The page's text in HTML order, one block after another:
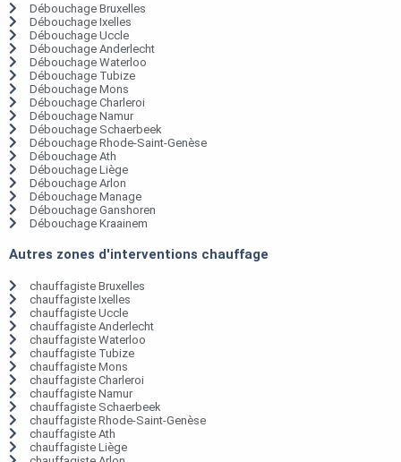
Débouchage Bruxelles
Débouchage Ixelles
Débouchage Uccle
Débouchage Anderlecht
Débouchage Waterloo
Débouchage Tubize
Débouchage Mons
Débouchage Charleroi
Débouchage Namur
Débouchage Schaerbeek
Débouchage Rhode-Saint-Genèse
Débouchage Ath
Débouchage Liège
Débouchage Arlon
Débouchage Manage
Débouchage Ganshoren
Débouchage Kraainem
Autres zones d'interventions chauffage
chauffagiste Bruxelles
chauffagiste Ixelles
chauffagiste Uccle
chauffagiste Anderlecht
chauffagiste Waterloo
chauffagiste Tubize
chauffagiste Mons
chauffagiste Charleroi
chauffagiste Namur
chauffagiste Schaerbeek
chauffagiste Rhode-Saint-Genèse
chauffagiste Ath
chauffagiste Liège